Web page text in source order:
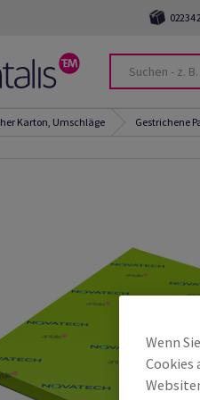
02234
Karton, Umschläge Gestrichene
Wenn
Cookies